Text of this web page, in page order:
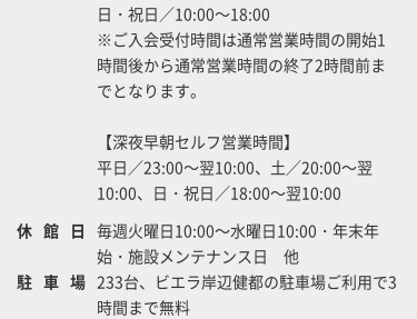
日・祝日／10:00～18:00
※ご入会受付時間は通常営業時間の開始1
時間後から通常営業時間の終了2時間前ま
でとなります。
【深夜早朝セルフ営業時間】
平日／23:00～翌10:00、土／20:00～翌
10:00、日・祝日／18:00～翌10:00
休館日 毎週火曜日10:00～水曜日10:00・年末年
始・施設メンテナンス日 他
駐車場 233台、ビエラ岸辺健都の駐車場ご利用で3
時間まで無料